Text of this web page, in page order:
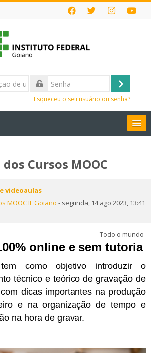
Acessar
Esqueceu o seu usuário ou senha?
Buscar
cursos
Cursos MOOC
videoaulas
MOOC IF Goiano - segunda, 14 ago 2023, 13:41
Todo o mundo
online e sem tutoria
como objetivo introduzir o
técnico e teórico de gravação de
dicas importantes na produção
e na organização de tempo e
na hora de gravar.